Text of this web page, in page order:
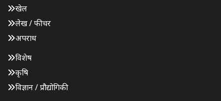
खेल
लेख / फीचर
अपराध
विशेष
कृषि
विज्ञान / प्रौद्योगिकी